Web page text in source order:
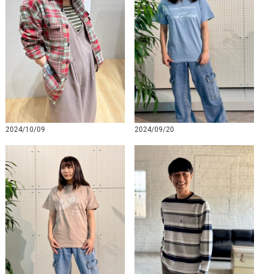
2024/10/09 2024/09/20